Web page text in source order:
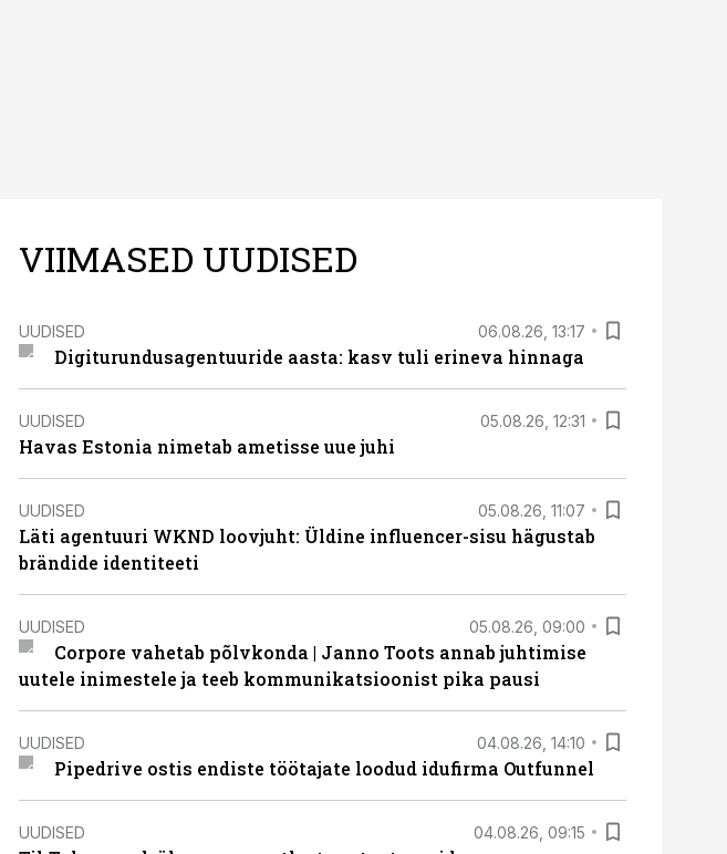
VIIMASED UUDISED
UUDISED 06.08.26, 13:17
Digiturundusagentuuride aasta: kasv tuli erineva hinnaga
UUDISED 05.08.26, 12:31
Havas Estonia nimetab ametisse uue juhi
UUDISED 05.08.26, 11:07
Läti agentuuri WKND loovjuht: Üldine influencer-sisu hägustab
brändide identiteeti
UUDISED 05.08.26, 09:00
Corpore vahetab põlvkonda | Janno Toots annab juhtimise
uutele inimestele ja teeb kommunikatsioonist pika pausi
UUDISED 04.08.26, 14:10
Pipedrive ostis endiste töötajate loodud idufirma Outfunnel
UUDISED 04.08.26, 09:15